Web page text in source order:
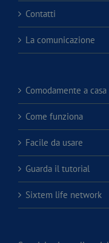
Contatti
La comunicazione
Comodamente a casa
Come funziona
Facile da usare
Guarda il tutorial
Sixtem life network